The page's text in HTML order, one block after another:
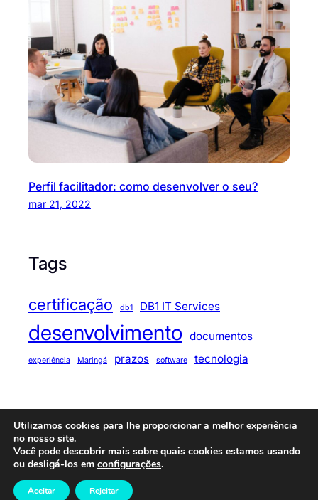
Perfil facilitador: como desenvolver o seu?
mar 21, 2022
Tags
certificação db1 DB1 IT Services
desenvolvimento documentos
experiência Maringá prazos software tecnologia
© 2025Code Journey . All rights reserved.
Utilizamos cookies para lhe proporcionar a melhor experiência
no nosso site.
Você pode descobrir mais sobre quais cookies estamos usando
ou desligá-los em configurações.
Aceitar Rejeitar